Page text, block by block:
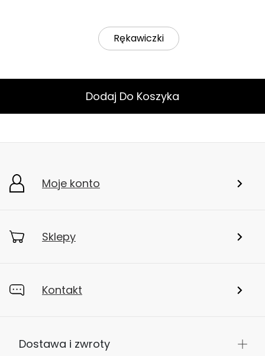
Rękawiczki
Dodaj Do Koszyka
Moje konto
Sklepy
Kontakt
Dostawa i zwroty